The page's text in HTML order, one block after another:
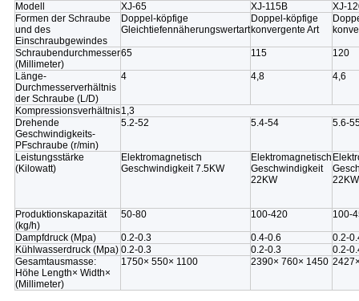
Modell XJ-65 XJ-115B
XJ-
Formen der Schraube
und des
Einschraubgewindes
Doppel-köpfige
Gleichtiefennäherungswertart
Doppel-köpfige
konvergente Art
Schraubendurchmesser
(Millimeter)
65 115 120
Länge-
Durchmesserverhältnis
der Schraube (L/D)
4 4,8 4,6
Kompressionsverhältnis1,3
Drehende
Geschwindigkeits-
PFschraube (r/min)
5.2-52 5.4-54 5.6-
Leistungsstärke
(Kilowatt)
Elektromagnetisch
Geschwindigkeit 7.5KW
Elektromagnetisch
Geschwindigkeit
22KW
22KW
Produktionskapazität
(kg/h)
50-80 100-420 100-
Dampfdruck (Mpa) 0.2-0.3 0.4-0.6
0.2-
Kühlwasserdruck (Mpa) 0.2-0.3 0.2-0.3
0.2-
Gesamtausmasse:
Höhe Length× Width×
(Millimeter)
1750× 550× 1100 2390× 760× 1450